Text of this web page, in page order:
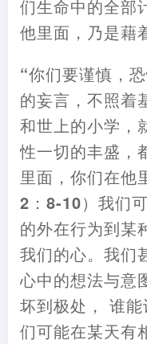
们生命中的全部
他里面 ， 乃是藉
“你们要谨慎 ，
的妄言 ， 不照着
和世上的小学 ，
性一切的丰盛 ，
里面 ， 你们在他
2 ： 8-10） 我们
的外在行为到某
我们的心。我们
心中的想法与意
坏到极处 ， 谁
们可能在某天有